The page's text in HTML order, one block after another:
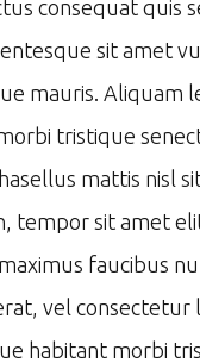
consequat
sit amet
mauris. Aliquam
tristique
mattis nisl
tempor sit amet
faucibus
vel consectetur
habitant morbi